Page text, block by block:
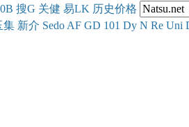
B 搜G 关健 易LK 历史价格
集 新介 Sedo AF GD 101 Dy N Re Uni